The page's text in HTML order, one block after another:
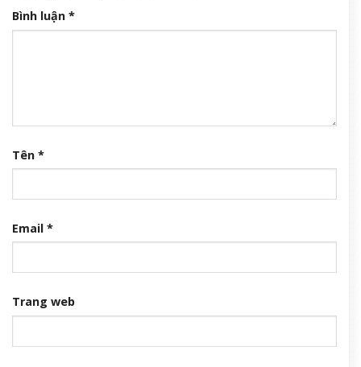
Bình luận *
Tên *
Email *
Trang web